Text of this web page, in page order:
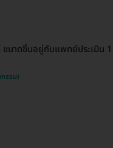
นาดขึ้นอยู่กับแพทย์ประเมิน 1
รรม)